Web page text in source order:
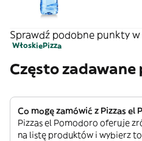
Sprawdź podobne punkty
WłoskiePizza
Często
Co mogę zamówić z Pizzas el
Pizzas el Pomodoro oferuje
na listę produktów i wybierz